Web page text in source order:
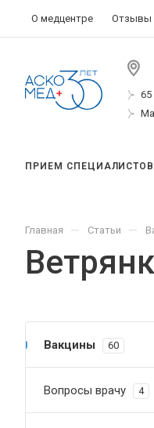
О медцентре Отзывы
ПРИЕМ СПЕЦИАЛИСТОВ
Главная — Статьи —
Вакцины 60
Вопросы врачу 4